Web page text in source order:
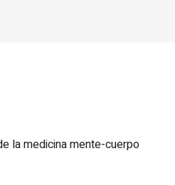
la medicina mente-cuerpo